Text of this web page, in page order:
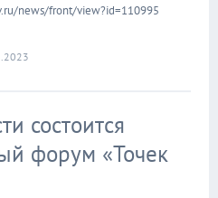
news/front/view?id=110995
состоится
форум «Точек